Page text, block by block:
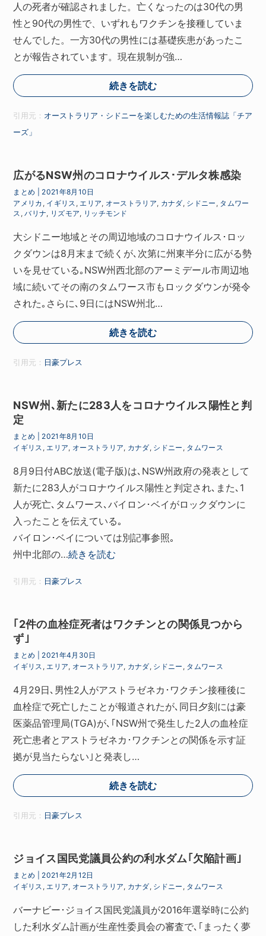
人の死者が確認されました。亡くなったのは30代の男
性と90代の男性で、いずれもワクチンを接種していま
せんでした。一方30代の男性には基礎疾患があったこ
とが報告されています。現在規制が強…
続きを読む
引用元： オーストラリア・シドニーを楽しむための生活情報誌「チア
ーズ」
広がるNSW州のコロナウイルス･デルタ株感染
まとめ
2021年8月10日
アメリカ , イギリス , エリア, オーストラリア, カナダ, シドニー , タムワー
ス ,バリナ, リズモア, リッチモンド
大シドニー地域とその周辺地域のコロナウイルス･ロッ
クダウンは8月末まで続くが､次第に州東半分に広がる勢
いを見せている｡NSW州西北部のアーミデール市周辺地
域に続いてその南のタムワース市もロックダウンが発令
された｡さらに､9日にはNSW州北…
続きを読む
引用元： 日豪プレス
NSW州､新たに283人をコロナウイルス陽性と判
定
まとめ
2021年8月10日
イギリス , エリア, オーストラリア, カナダ, シドニー , タムワース
8月9日付ABC放送(電子版)は､NSW州政府の発表として
新たに283人がコロナウイルス陽性と判定され､また､1
人が死亡､タムワース､バイロン･ベイがロックダウンに
入ったことを伝えている｡
バイロン･ベイについては別記事参照｡
州中北部の…続きを読む
引用元： 日豪プレス
｢2件の血栓症死者はワクチンとの関係見つから
ず｣
まとめ
2021年4月30日
イギリス , エリア, オーストラリア, カナダ, シドニー , タムワース
4月29日､男性2人がアストラゼネカ･ワクチン接種後に
血栓症で死亡したことが報道されたが､同日夕刻には豪
医薬品管理局(TGA)が､｢NSW州で発生した2人の血栓症
死亡患者とアストラゼネカ･ワクチンとの関係を示す証
拠が見当たらない｣と発表し…
続きを読む
引用元： 日豪プレス
ジョイス国民党議員公約の利水ダム｢欠陥計画｣
まとめ
2021年2月12日
イギリス , エリア, オーストラリア, カナダ, シドニー , タムワース
バーナビー･ジョイス国民党議員が2016年選挙時に公約
した利水ダム計画が生産性委員会の審査で､｢まったく夢